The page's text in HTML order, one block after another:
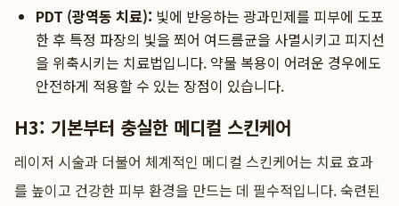
PDT (광역동 치료): 빛에 반응하는 광과민제를 피부에 도포
한 후 특정 파장의 빛을 쬐어 여드름균을 사멸시키고 피지선
을 위축시키는 치료법입니다. 약물 복용이 어려운 경우에도
안전하게 적용할 수 있는 장점이 있습니다.
H3: 기본부터 충실한 메디컬 스킨케어
레이저 시술과 더불어 체계적인 메디컬 스킨케어는 치료 효과
를 높이고 건강한 피부 환경을 만드는 데 필수적입니다. 숙련된